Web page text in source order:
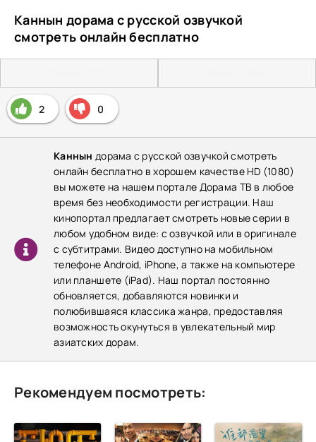
Каннын дорама с русской озвучкой
смотреть онлайн бесплатно
2 0
Каннын дорама с русской озвучкой смотреть
онлайн бесплатно в хорошем качестве HD (1080)
вы можете на нашем портале Дорама ТВ в любое
время без необходимости регистрации. Наш
кинопортал предлагает смотреть новые серии в
любом удобном виде: с озвучкой или в оригинале
с субтитрами. Видео доступно на мобильном
телефоне Android, iPhone, а также на компьютере
или планшете (iPad). Наш портал постоянно
обновляется, добавляются новинки и
полюбившаяся классика жанра, предоставляя
возможность окунуться в увлекательный мир
азиатских дорам.
Рекомендуем посмотреть: